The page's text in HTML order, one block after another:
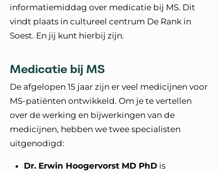
informatiemiddag over medicatie bij MS. Dit
vindt plaats in cultureel centrum De Rank in
Soest. En jij kunt hierbij zijn.
Medicatie bij MS
De afgelopen 15 jaar zijn er veel medicijnen voor
MS-patiënten ontwikkeld. Om je te vertellen
over de werking en bijwerkingen van de
medicijnen, hebben we twee specialisten
uitgenodigd:
Dr. Erwin Hoogervorst MD PhD is